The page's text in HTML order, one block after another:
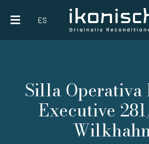
content
ES
Silla Operativa
Executive